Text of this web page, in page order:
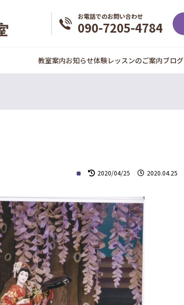
お電話でのお問い合わせ
090-7205-4784
教室案内お知らせ体験レッスンのご案内ブログ
2020/04/25 2020.04.25